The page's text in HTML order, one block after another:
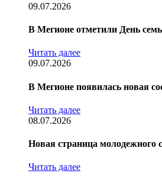
09.07.2026
В Мегионе отметили День
Читать далее
09.07.2026
В Мегионе появилась новая
Читать далее
08.07.2026
Новая страница молодежного
Читать далее